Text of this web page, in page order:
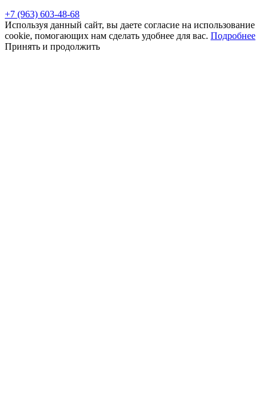
+7 (963) 603-48-68
Используя данный сайт, вы даете согласие на использование
cookie, помогающих нам сделать удобнее для вас. Подробнее
Принять и продолжить